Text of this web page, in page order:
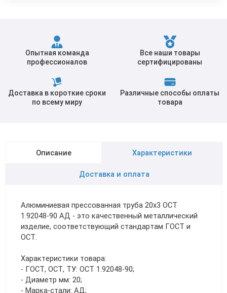
Опытная команда
профессионалов
Все наши товары
сертифицированы
Доставка в короткие сроки
по всему миру
Различные способы оплаты
товара
Описание Характеристики
Доставка и оплата
Алюминиевая прессованная труба 20х3 ОСТ
1.92048-90 АД - это качественный металлический
изделие, соответствующий стандартам ГОСТ и
ОСТ.
Характеристики товара:
- ГОСТ, ОСТ, ТУ: ОСТ 1.92048-90;
- Диаметр мм: 20;
- Марка-стали: АД;